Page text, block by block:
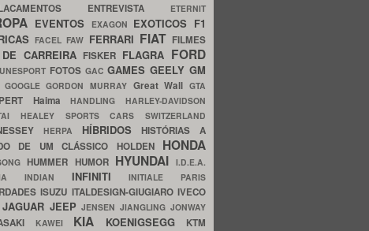
ENTREVISTA ETERNIT
EVENTOS EXAGON EXOTICOS F1
FACELFAW FERRARI FIAT FILMES
CARREIRA FISKER FLAGRA FORD
FOTOS GACGAMESGEELYGM
GOOGLEGORDON MURRAY Great WallGTA
HaimaHANDLINGHARLEY-DAVIDSON
HEALEY SPORTS CARS SWITZERLAND
HERPA HÍBRIDOSHISTÓRIAS A
DE UM CLÁSSICO HOLDEN HONDA
HUMMER HUMOR HYUNDAI I.D.E.A.
INDIAN INFINITIINITIALE PARIS
ISUZU ITALDESIGN-GIUGIAROIVECO
JAGUAR JEEPJENSENJIANGLINGJONWAY
KAWEI KIA KOENIGSEGG KTM